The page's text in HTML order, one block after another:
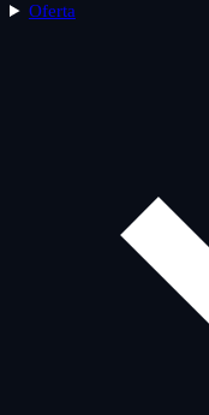
Oferta